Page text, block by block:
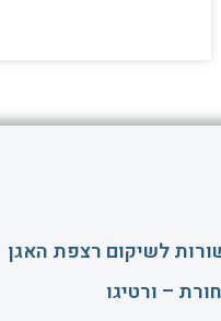
לשיקום רצפת האגן
– ורטיגו